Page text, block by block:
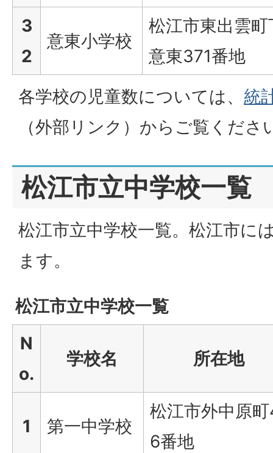
3
2
意東小学校
松江市東出雲町
意東371番地
各学校の児童数については、 統
（外部リンク） からご覧くださ
松江市立中学校一覧
松江市立中学校一覧。松江市に
ます。
松江市立中学校一覧
N
o.
学校名 所在地
1 第一中学校
松江市外中原
6番地